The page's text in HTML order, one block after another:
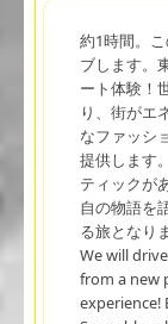
約1時間。
ブします。
ート体験！
り、街がエ
なファッシ
提供します
ティックが
自の物語を
る旅となり
We will
from a new
experience!